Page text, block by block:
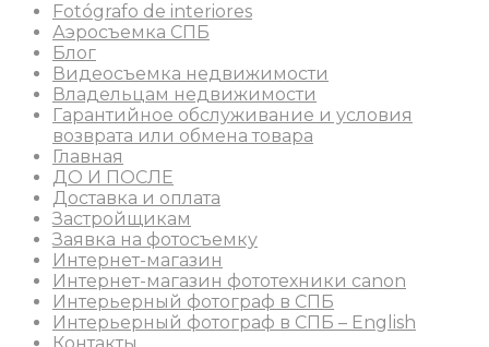
Fotógrafo de interiores
Аэросъемка СПБ
Блог
Видеосъемка недвижимости
Владельцам недвижимости
Гарантийное обслуживание и условия
возврата или обмена товара
Главная
ДО И ПОСЛЕ
Доставка и оплата
Застройщикам
Заявка на фотосъемку
Интернет-магазин
Интернет-магазин фототехники canon
Интерьерный фотограф в СПБ
Интерьерный фотограф в СПБ – English